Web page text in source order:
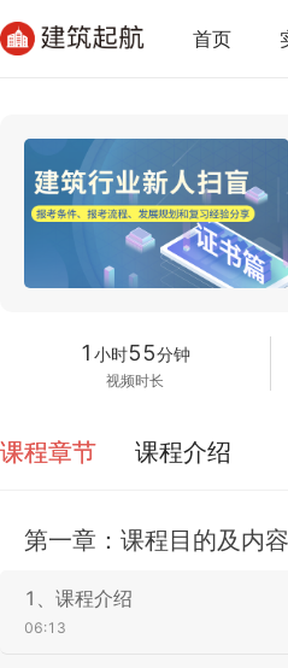
首页
1 小时55分钟
视频时长
课程章节 课程介绍
第一章：课程目的及内
1、课程介绍
06:13